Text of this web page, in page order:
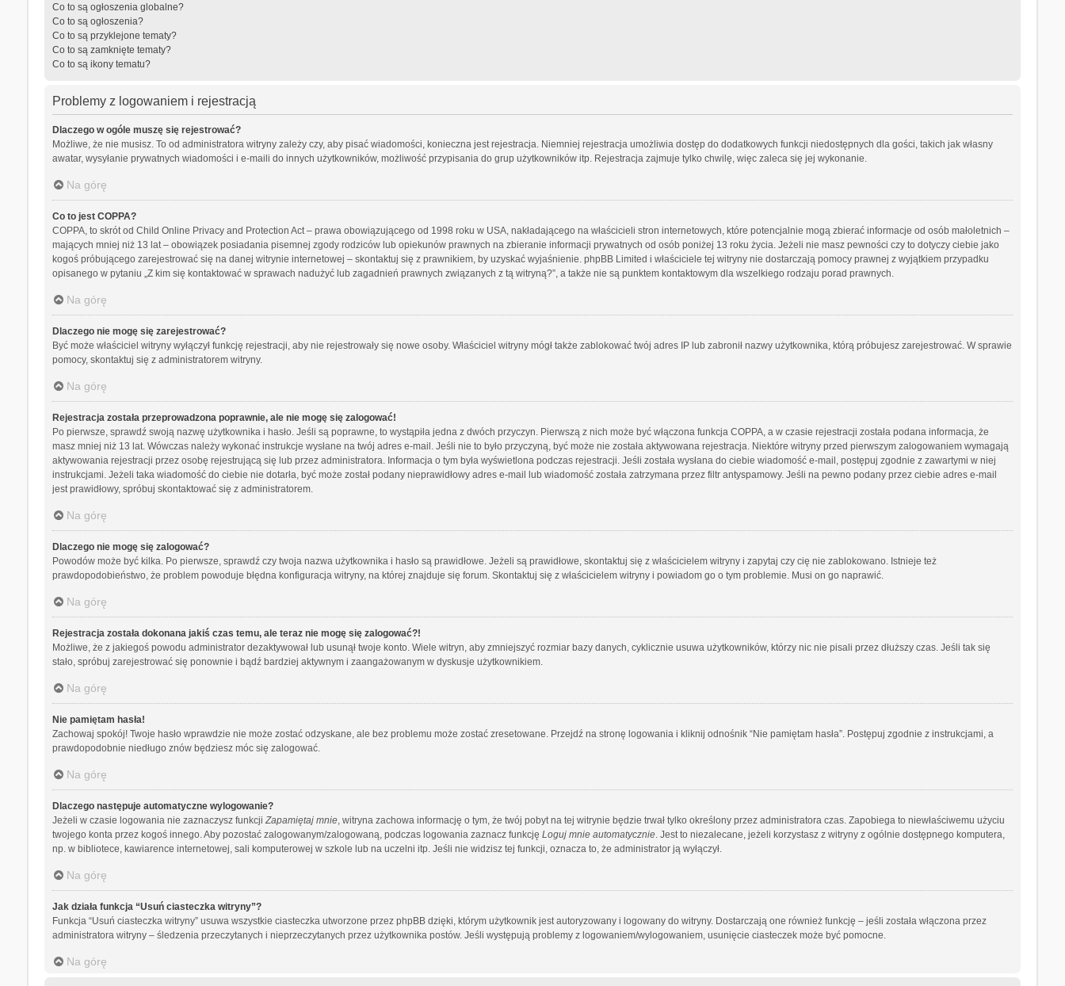
Co to są ogłoszenia globalne?
Co to są ogłoszenia?
Co to są przyklejone tematy?
Co to są zamknięte tematy?
Co to są ikony tematu?
Problemy z logowaniem i rejestracją
Dlaczego w ogóle muszę się rejestrować?
Możliwe, że nie musisz. To od administratora witryny zależy czy, aby pisać wiadomości, konieczna jest rejestracja. Niemniej rejestracja umożliwia dostęp do dodatkowych funkcji niedostępnych dla gości, takich jak własny
awatar, wysyłanie prywatnych wiadomości i e-maili do innych użytkowników, możliwość przypisania do grup użytkowników itp. Rejestracja zajmuje tylko chwilę, więc zaleca się jej wykonanie.
Na górę
Co to jest COPPA?
COPPA, to skrót od Child Online Privacy and Protection Act – prawa obowiązującego od 1998 roku w USA, nakładającego na właścicieli stron internetowych, które potencjalnie mogą zbierać informacje od osób małoletnich –
mających mniej niż 13 lat – obowiązek posiadania pisemnej zgody rodziców lub opiekunów prawnych na zbieranie informacji prywatnych od osób poniżej 13 roku życia. Jeżeli nie masz pewności czy to dotyczy ciebie jako
kogoś próbującego zarejestrować się na danej witrynie internetowej – skontaktuj się z prawnikiem, by uzyskać wyjaśnienie. phpBB Limited i właściciele tej witryny nie dostarczają pomocy prawnej z wyjątkiem przypadku
opisanego w pytaniu „Z kim się kontaktować w sprawach nadużyć lub zagadnień prawnych związanych z tą witryną?”, a także nie są punktem kontaktowym dla wszelkiego rodzaju porad prawnych.
Na górę
Dlaczego nie mogę się zarejestrować?
Być może właściciel witryny wyłączył funkcję rejestracji, aby nie rejestrowały się nowe osoby. Właściciel witryny mógł także zablokować twój adres IP lub zabronił nazwy użytkownika, którą próbujesz zarejestrować. W sprawie
pomocy, skontaktuj się z administratorem witryny.
Na górę
Rejestracja została przeprowadzona poprawnie, ale nie mogę się zalogować!
Po pierwsze, sprawdź swoją nazwę użytkownika i hasło. Jeśli są poprawne, to wystąpiła jedna z dwóch przyczyn. Pierwszą z nich może być włączona funkcja COPPA, a w czasie rejestracji została podana informacja, że
masz mniej niż 13 lat. Wówczas należy wykonać instrukcje wysłane na twój adres e-mail. Jeśli nie to było przyczyną, być może nie została aktywowana rejestracja. Niektóre witryny przed pierwszym zalogowaniem wymagają
aktywowania rejestracji przez osobę rejestrującą się lub przez administratora. Informacja o tym była wyświetlona podczas rejestracji. Jeśli została wysłana do ciebie wiadomość e-mail, postępuj zgodnie z zawartymi w niej
instrukcjami. Jeżeli taka wiadomość do ciebie nie dotarła, być może został podany nieprawidłowy adres e-mail lub wiadomość została zatrzymana przez filtr antyspamowy. Jeśli na pewno podany przez ciebie adres e-mail
jest prawidłowy, spróbuj skontaktować się z administratorem.
Na górę
Dlaczego nie mogę się zalogować?
Powodów może być kilka. Po pierwsze, sprawdź czy twoja nazwa użytkownika i hasło są prawidłowe. Jeżeli są prawidłowe, skontaktuj się z właścicielem witryny i zapytaj czy cię nie zablokowano. Istnieje też
prawdopodobieństwo, że problem powoduje błędna konfiguracja witryny, na której znajduje się forum. Skontaktuj się z właścicielem witryny i powiadom go o tym problemie. Musi on go naprawić.
Na górę
Rejestracja została dokonana jakiś czas temu, ale teraz nie mogę się zalogować?!
Możliwe, że z jakiegoś powodu administrator dezaktywował lub usunął twoje konto. Wiele witryn, aby zmniejszyć rozmiar bazy danych, cyklicznie usuwa użytkowników, którzy nic nie pisali przez dłuższy czas. Jeśli tak się
stało, spróbuj zarejestrować się ponownie i bądź bardziej aktywnym i zaangażowanym w dyskusje użytkownikiem.
Na górę
Nie pamiętam hasła!
Zachowaj spokój! Twoje hasło wprawdzie nie może zostać odzyskane, ale bez problemu może zostać zresetowane. Przejdź na stronę logowania i kliknij odnośnik “Nie pamiętam hasła”. Postępuj zgodnie z instrukcjami, a
prawdopodobnie niedługo znów będziesz móc się zalogować.
Na górę
Dlaczego następuje automatyczne wylogowanie?
Jeżeli w czasie logowania nie zaznaczysz funkcji Zapamiętaj mnie, witryna zachowa informację o tym, że twój pobyt na tej witrynie będzie trwał tylko określony przez administratora czas. Zapobiega to niewłaściwemu użyciu
twojego konta przez kogoś innego. Aby pozostać zalogowanym/zalogowaną, podczas logowania zaznacz funkcję Loguj mnie automatycznie. Jest to niezalecane, jeżeli korzystasz z witryny z ogólnie dostępnego komputera,
np. w bibliotece, kawiarence internetowej, sali komputerowej w szkole lub na uczelni itp. Jeśli nie widzisz tej funkcji, oznacza to, że administrator ją wyłączył.
Na górę
Jak działa funkcja “Usuń ciasteczka witryny”?
Funkcja “Usuń ciasteczka witryny” usuwa wszystkie ciasteczka utworzone przez phpBB dzięki, którym użytkownik jest autoryzowany i logowany do witryny. Dostarczają one również funkcję – jeśli została włączona przez
administratora witryny – śledzenia przeczytanych i nieprzeczytanych przez użytkownika postów. Jeśli występują problemy z logowaniem/wylogowaniem, usunięcie ciasteczek może być pomocne.
Na górę